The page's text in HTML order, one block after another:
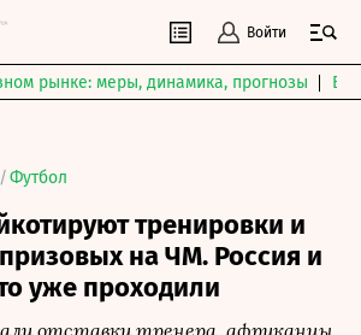
Войти
рынке: меры, динамика, прогнозы
Футбол
тренировки и
на ЧМ. Россия и
уже проходили
отставки тренера, африканцы